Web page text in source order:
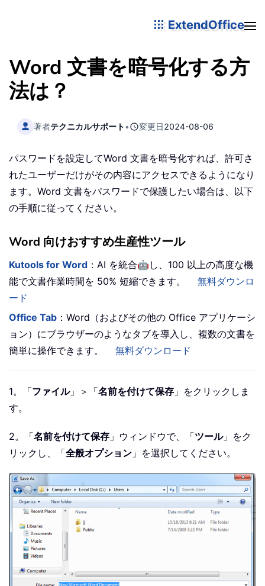
ExtendOffice
Word 文書を暗号化する方
法は？
著者テクニカルサポート• 変更日2024-08-06
パスワードを設定してWord 文書を暗号化すれば、許可さ
れたユーザーだけがその内容にアクセスできるようになり
ます。Word 文書をパスワードで保護したい場合は、以下
の手順に従ってください。
Word 向けおすすめ生産性ツール
Kutools for Word ：AI を統合🤖 し、100 以上の高度な機
能で文書作業時間を 50% 短縮できます。
無料ダウンロ
ード
Office Tab ：Word（およびその他の Office アプリケーシ
ョン）にブラウザーのようなタブを導入し、複数の文書を
簡単に操作できます。
無料ダウンロード
1。「ファイル」＞「名前を付けて保存 」をクリックしま
す。
2。「名前を付けて保存 」ウィンドウで、「ツール」をク
リックし、「全般オプション 」を選択してください。